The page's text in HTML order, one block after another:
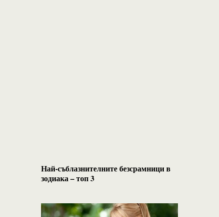
Най-съблазнителните безсрамници в
зодиака – топ 3